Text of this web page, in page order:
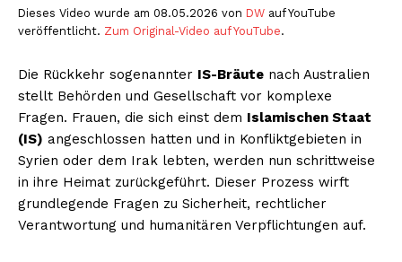
Dieses Video wurde am 08.05.2026 von DW auf YouTube
veröffentlicht. Zum Original-Video auf YouTube.
Die Rückkehr sogenannter IS-Bräute nach Australien
stellt Behörden und Gesellschaft vor komplexe
Fragen. Frauen, die sich einst dem Islamischen Staat
(IS) angeschlossen hatten und in Konfliktgebieten in
Syrien oder dem Irak lebten, werden nun schrittweise
in ihre Heimat zurückgeführt. Dieser Prozess wirft
grundlegende Fragen zu Sicherheit, rechtlicher
Verantwortung und humanitären Verpflichtungen auf.